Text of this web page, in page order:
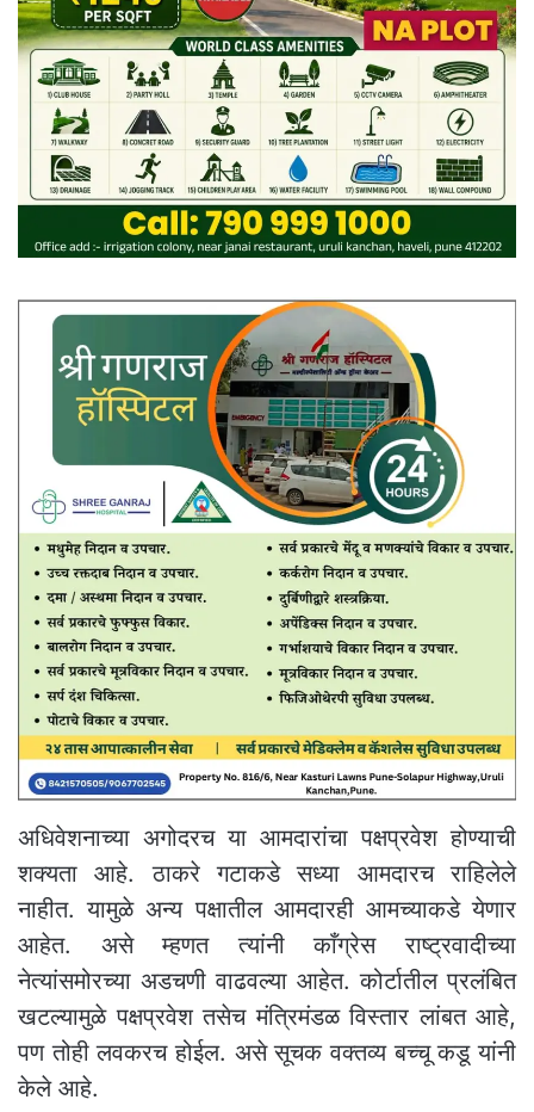
अधिवेशनाच्या अगोदरच या आमदारांचा पक्षप्रवेश होण्याची
शक्यता आहे. ठाकरे गटाकडे सध्या आमदारच राहिलेले
नाहीत. यामुळे अन्य पक्षातील आमदारही आमच्याकडे येणार
आहेत. असे म्हणत त्यांनी काँग्रेस राष्ट्रवादीच्या
नेत्यांसमोरच्या अडचणी वाढवल्या आहेत. कोर्टातील प्रलंबित
खटल्यामुळे पक्षप्रवेश तसेच मंत्रिमंडळ विस्तार लांबत आहे,
पण तोही लवकरच होईल. असे सूचक वक्तव्य बच्चू कडू यांनी
केले आहे.